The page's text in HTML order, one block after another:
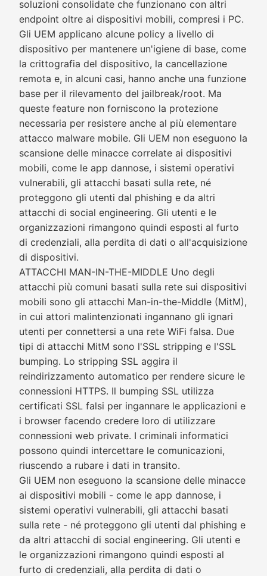
soluzioni consolidate che funzionano con altri
endpoint oltre ai dispositivi mobili, compresi i PC.
Gli UEM applicano alcune policy a livello di
dispositivo per mantenere un'igiene di base, come
la crittografia del dispositivo, la cancellazione
remota e, in alcuni casi, hanno anche una funzione
base per il rilevamento del jailbreak/root. Ma
queste feature non forniscono la protezione
necessaria per resistere anche al più elementare
attacco malware mobile. Gli UEM non eseguono la
scansione delle minacce correlate ai dispositivi
mobili, come le app dannose, i sistemi operativi
vulnerabili, gli attacchi basati sulla rete, né
proteggono gli utenti dal phishing e da altri
attacchi di social engineering. Gli utenti e le
organizzazioni rimangono quindi esposti al furto
di credenziali, alla perdita di dati o all'acquisizione
di dispositivi.
ATTACCHI MAN-IN-THE-MIDDLE Uno degli
attacchi più comuni basati sulla rete sui dispositivi
mobili sono gli attacchi Man-in-the-Middle (MitM),
in cui attori malintenzionati ingannano gli ignari
utenti per connettersi a una rete WiFi falsa. Due
tipi di attacchi MitM sono l'SSL stripping e l'SSL
bumping. Lo stripping SSL aggira il
reindirizzamento automatico per rendere sicure le
connessioni HTTPS. Il bumping SSL utilizza
certificati SSL falsi per ingannare le applicazioni e
i browser facendo credere loro di utilizzare
connessioni web private. I criminali informatici
possono quindi intercettare le comunicazioni,
riuscendo a rubare i dati in transito.
Gli UEM non eseguono la scansione delle minacce
ai dispositivi mobili - come le app dannose, i
sistemi operativi vulnerabili, gli attacchi basati
sulla rete - né proteggono gli utenti dal phishing e
da altri attacchi di social engineering. Gli utenti e
le organizzazioni rimangono quindi esposti al
furto di credenziali, alla perdita di dati o